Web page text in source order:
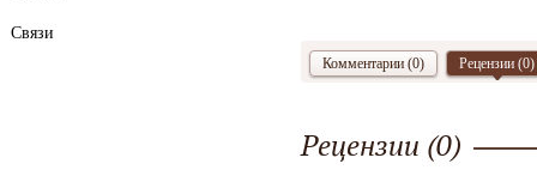
Связи
Комментарии (0) Рецензии (0)
Рецензии (0)